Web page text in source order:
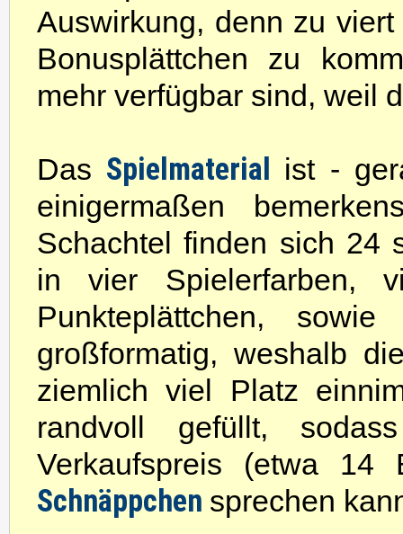
Auswirkung, denn zu
Bonusplättchen zu
mehr verfügbar sind, weil
Das Spielmaterial ist -
einigermaßen
Schachtel finden sich 24
in vier Spielerfarben,
Punkteplättchen,
großformatig, weshalb
ziemlich viel Platz
randvoll gefüllt,
Verkaufspreis (etwa 14
Schnäppchen sprechen